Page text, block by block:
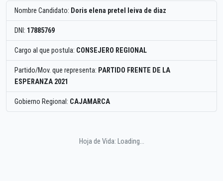
Nombre Candidato: Doris elena pretel leiva de diaz
DNI: 17885769
Cargo al que postula: CONSEJERO REGIONAL
Partido/Mov. que representa: PARTIDO FRENTE DE LA
ESPERANZA 2021
Gobierno Regional: CAJAMARCA
Hoja de Vida: Loading...